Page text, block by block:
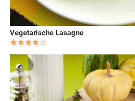
Vegetarische Lasagne